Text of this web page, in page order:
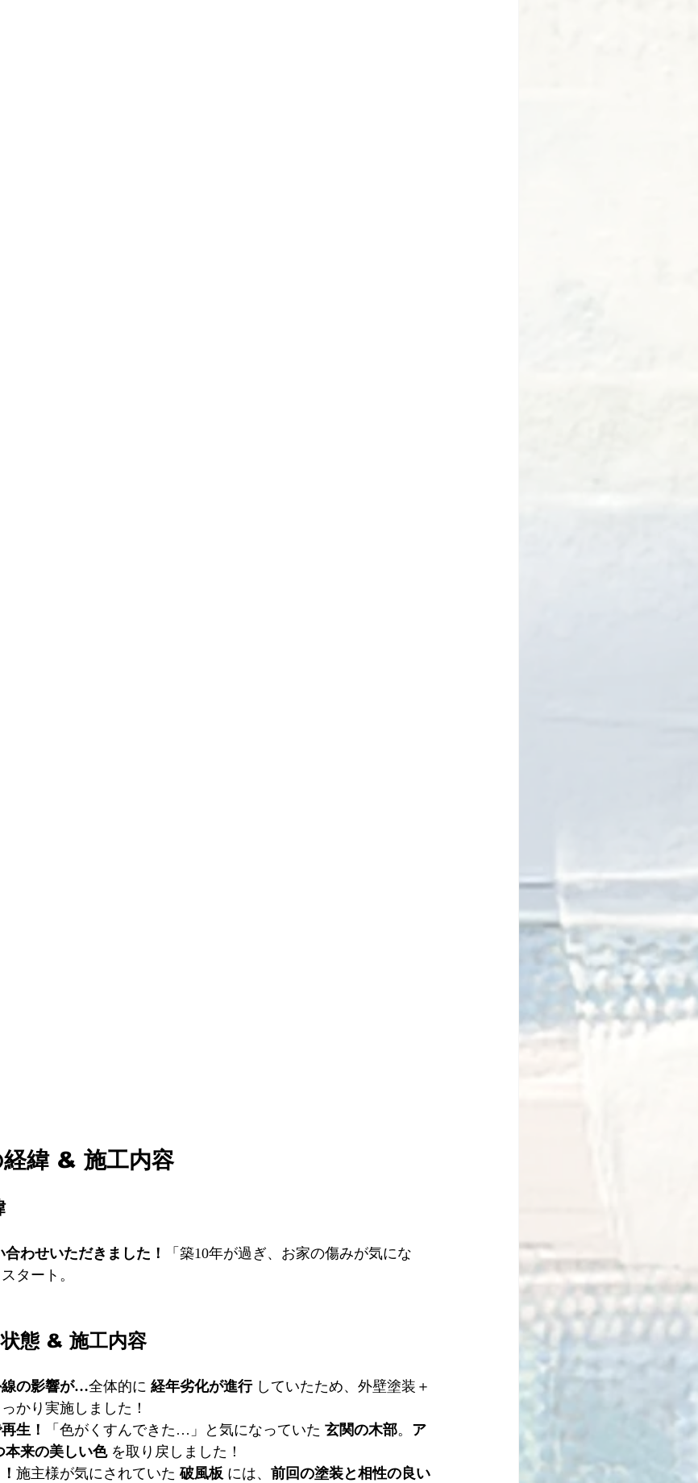
緯 & 施工内容
わせいただきました！
「築10年が過ぎ、お家の傷みが気にな
タート。
態 & 施工内容
線の影響が…全体的に 経年劣化が進行 していたため、外壁塗装＋
かり実施しました！
生！
「色がくすんできた…」と気になっていた 玄関の木部。 ア
本来の美しい色 を取り戻しました！
施主様が気にされていた 破風板 には、 前回の塗装と相性の良い